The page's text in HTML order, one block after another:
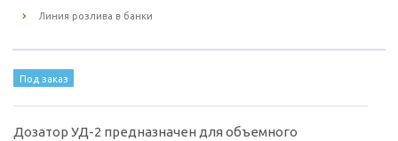
Линия розлива в банки
Под заказ
Дозатор УД-2 предназначен для объемного